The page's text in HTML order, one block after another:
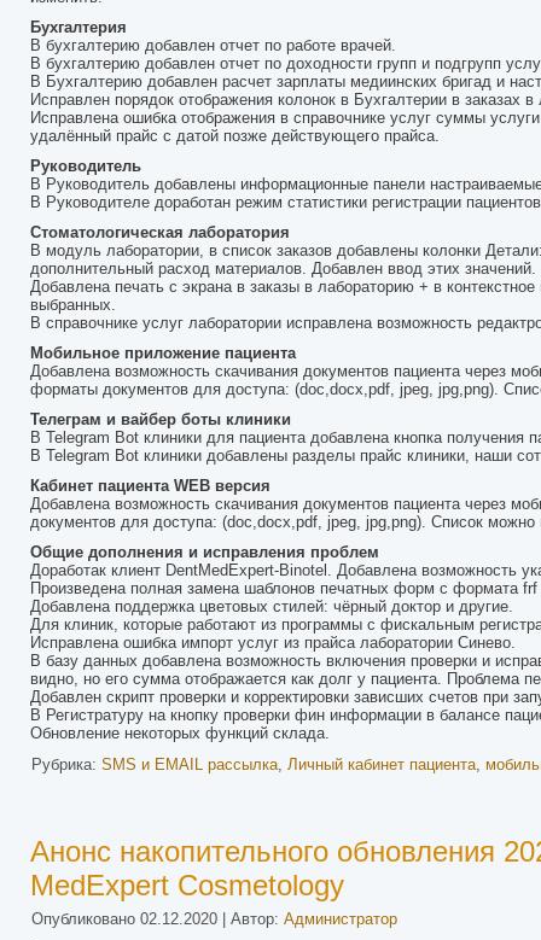
Бухгалтерия
В бухгалтерию добавлен отчет по работе врачей.
В бухгалтерию добавлен отчет по доходности групп и подгрупп
В Бухгалтерию добавлен расчет зарплаты медиинских бригад и
Исправлен порядок отображения колонок в Бухгалтерии в заказах
Исправлена ошибка отображения в справочнике услуг суммы
удалённый прайс с датой позже действующего прайса.
Руководитель
В Руководитель добавлены информационные панели
В Руководителе доработан режим статистики регистрации
Стоматологическая лаборатория
В модуль лаборатории, в список заказов добавлены колонки
дополнительный расход материалов. Добавлен ввод этих
Добавлена печать с экрана в заказы в лабораторию + в
выбранных.
В справочнике услуг лаборатории исправлена возможность
Мобильное приложение пациента
Добавлена возможность скачивания документов пациента через
форматы документов для доступа: (doc,docx,pdf, jpeg, jpg,png).
Телеграм и вайбер боты клиники
В Telegram Bot клиники для пациента добавлена кнопка получения
В Telegram Bot клиники добавлены разделы прайс клиники, наши
Кабинет пациента WEB версия
Добавлена возможность скачивания документов пациента через
документов для доступа: (doc,docx,pdf, jpeg, jpg,png). Список можно
Общие дополнения и исправления проблем
Доработак клиент DentMedExpert-Binotel. Добавлена возможность
Произведена полная замена шаблонов печатных форм с формата
Добавлена поддержка цветовых стилей: чёрный доктор и другие.
Для клиник, которые работают из программы с фискальным
Исправлена ошибка импорт услуг из прайса лаборатории Синево.
В базу данных добавлена возможность включения проверки и
видно, но его сумма отображается как долг у пациента. Проблема
Добавлен скрипт проверки и корректировки зависших счетов при
В Регистратуру на кнопку проверки фин информации в балансе
Обновление некоторых функций склада.
Рубрика: SMS и EMAIL рассылка, Личный кабинет пациента,
Анонс накопительного обновления
MedExpert Cosmetology
Опубликовано 02.12.2020 Автор: Администратор